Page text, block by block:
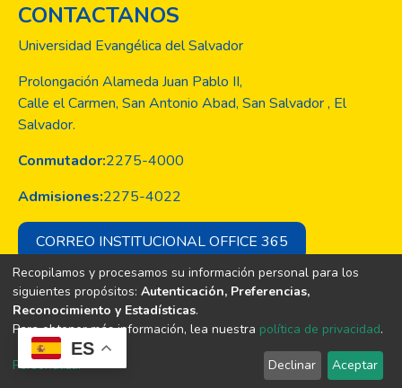
ES
CONTACTANOS
Universidad Evangélica del Salvador
Prolongación Alameda Juan Pablo II,
Calle el Carmen, San Antonio Abad, San Salvador , El
Salvador.
Conmutador:2275-4000
Admisiones:2275-4022
CORREO INSTITUCIONAL OFFICE 365
Copyright © Todos los derechos son
de la Universidad Evangélica de El
Recopilamos y procesamos su información personal para los
siguientes propósitos: Autenticación, Preferencias,
Reconocimiento y Estadísticas.
Para obtener más información, lea nuestra política de privacidad.
Personalizar Declinar Aceptar